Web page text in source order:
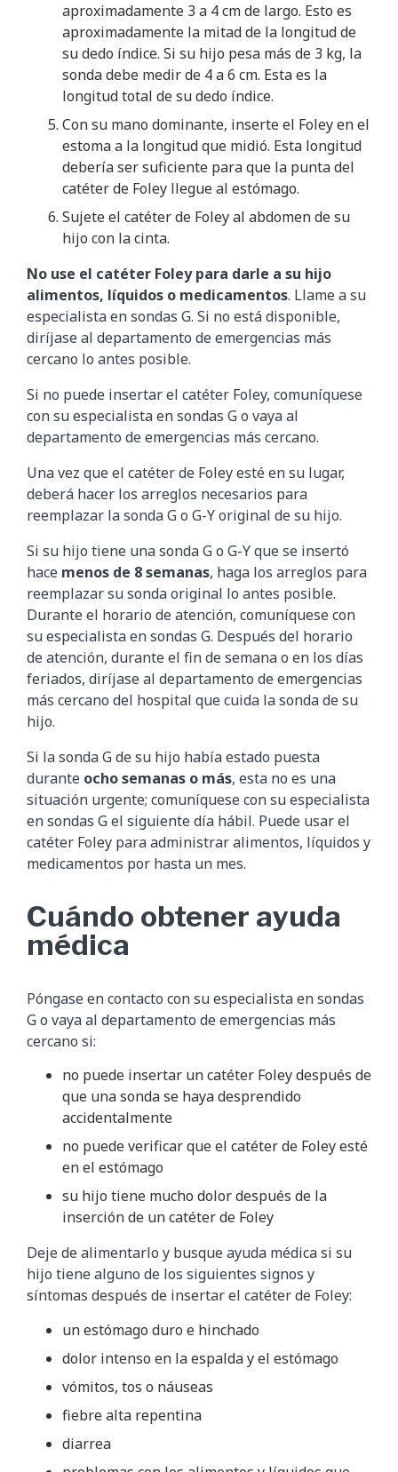
aproximadamente 3 a 4 cm de largo. Esto es
aproximadamente la mitad de la longitud de
su dedo índice. Si su hijo pesa más de 3 kg, la
sonda debe medir de 4 a 6 cm. Esta es la
longitud total de su dedo índice.
Con su mano dominante, inserte el Foley en el
estoma a la longitud que midió. Esta longitud
debería ser suficiente para que la punta del
catéter de Foley llegue al estómago.
Sujete el catéter de Foley al abdomen de su
hijo con la cinta.
No use el catéter Foley para darle a su hijo
alimentos, líquidos o medicamentos. Llame a su
especialista en sondas G. Si no está disponible,
diríjase al departamento de emergencias más
cercano lo antes posible.
Si no puede insertar el catéter Foley, comuníquese
con su especialista en sondas G o vaya al
departamento de emergencias más cercano.
Una vez que el catéter de Foley esté en su lugar,
deberá hacer los arreglos necesarios para
reemplazar la sonda G o G-Y original de su hijo.
Si su hijo tiene una sonda G o G-Y que se insertó
hace menos de 8 semanas, haga los arreglos para
reemplazar su sonda original lo antes posible.
Durante el horario de atención, comuníquese con
su especialista en sondas G. Después del horario
de atención, durante el fin de semana o en los días
feriados, diríjase al departamento de emergencias
más cercano del hospital que cuida la sonda de su
hijo.
Si la sonda G de su hijo había estado puesta
durante ocho semanas o más, esta no es una
situación urgente; comuníquese con su especialista
en sondas G el siguiente día hábil. Puede usar el
catéter Foley para administrar alimentos, líquidos y
medicamentos por hasta un mes.
Cuándo obtener ayuda
médica
Póngase en contacto con su especialista en sondas
G o vaya al departamento de emergencias más
cercano si:
no puede insertar un catéter Foley después de
que una sonda se haya desprendido
accidentalmente
no puede verificar que el catéter de Foley esté
en el estómago
su hijo tiene mucho dolor después de la
inserción de un catéter de Foley
Deje de alimentarlo y busque ayuda médica si su
hijo tiene alguno de los siguientes signos y
síntomas después de insertar el catéter de Foley:
un estómago duro e hinchado
dolor intenso en la espalda y el estómago
vómitos, tos o náuseas
fiebre alta repentina
diarrea